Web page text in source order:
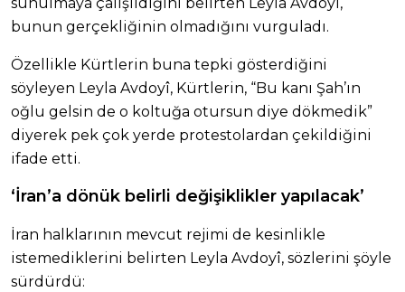
bunun gerçekliğinin olmadığını vurguladı.
Özellikle Kürtlerin buna tepki gösterdiğini
söyleyen Leyla Avdoyî, Kürtlerin, “Bu kanı Şah’ın
oğlu gelsin de o koltuğa otursun diye dökmedik”
diyerek pek çok yerde protestolardan çekildiğini
ifade etti.
‘İran’a dönük belirli değişiklikler yapılacak’
İran halklarının mevcut rejimi de kesinlikle
istemediklerini belirten Leyla Avdoyî, sözlerini şöyle
sürdürdü: